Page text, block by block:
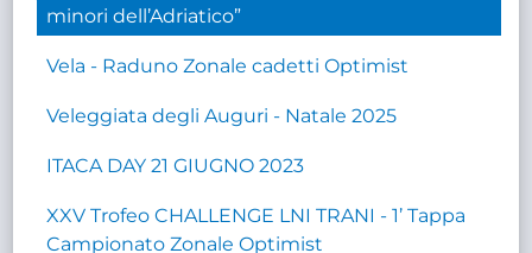
minori dell’Adriatico”
Vela - Raduno Zonale cadetti Optimist
Veleggiata degli Auguri - Natale 2025
ITACA DAY 21 GIUGNO 2023
XXV Trofeo CHALLENGE LNI TRANI - 1’ Tappa
Campionato Zonale Optimist